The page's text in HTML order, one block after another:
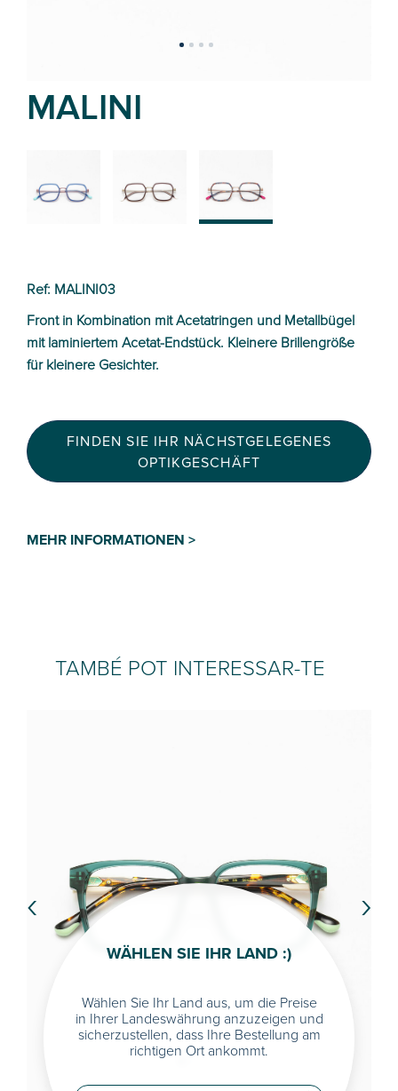
MALINI
Ref: MALINI03
Front in Kombination mit Acetatringen und Metallbügel
mit laminiertem Acetat-Endstück. Kleinere Brillengröße
für kleinere Gesichter.
FINDEN SIE IHR NÄCHSTGELEGENES
OPTIKGESCHÄFT
MEHR INFORMATIONEN >
TAMBÉ POT INTERESSAR-TE
‹ ›
WÄHLEN SIE IHR LAND :)
Wählen Sie Ihr Land aus, um die Preise
in Ihrer Landeswährung anzuzeigen und
sicherzustellen, dass Ihre Bestellung am
richtigen Ort ankommt.